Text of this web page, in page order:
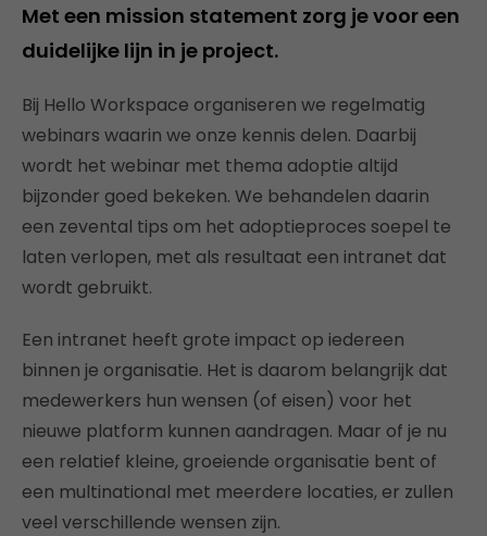
Met een mission statement zorg je voor een
duidelijke lijn in je project.
Bij Hello Workspace organiseren we regelmatig
webinars waarin we onze kennis delen. Daarbij
wordt het webinar met thema adoptie altijd
bijzonder goed bekeken. We behandelen daarin
een zevental tips om het adoptieproces soepel te
laten verlopen, met als resultaat een intranet dat
wordt gebruikt.
Een intranet heeft grote impact op iedereen
binnen je organisatie. Het is daarom belangrijk dat
medewerkers hun wensen (of eisen) voor het
nieuwe platform kunnen aandragen. Maar of je nu
een relatief kleine, groeiende organisatie bent of
een multinational met meerdere locaties, er zullen
veel verschillende wensen zijn.